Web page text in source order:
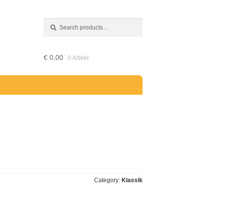
for:
€ 0,00 0 Artikel
Category: Klassik